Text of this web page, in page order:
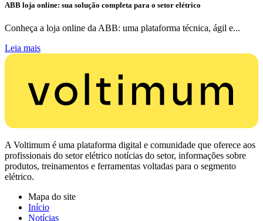
ABB loja online: sua solução completa para o setor elétrico
Conheça a loja online da ABB: uma plataforma técnica, ágil e...
Leia mais
A Voltimum é uma plataforma digital e comunidade que oferece aos
profissionais do setor elétrico notícias do setor, informações sobre
produtos, treinamentos e ferramentas voltadas para o segmento
elétrico.
Mapa do site
Início
Notícias